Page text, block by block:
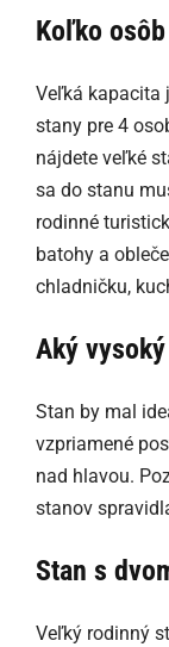
Koľko
Veľká kapacita
stany pre 4
nájdete veľké
sa do stanu
rodinné
batohy a
chladničku,
Aký
Stan by mal
vzpriamené
nad hlavou.
stanov
Stan s
Veľký rodinný